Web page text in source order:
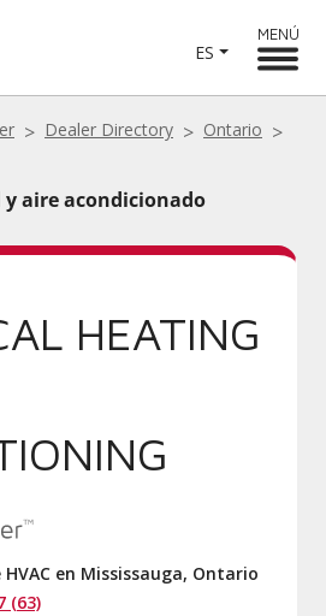
ES
MENÚ
Dealer Directory
Ontario
aire acondicionado
HEATING
en Mississauga, Ontario
(63)